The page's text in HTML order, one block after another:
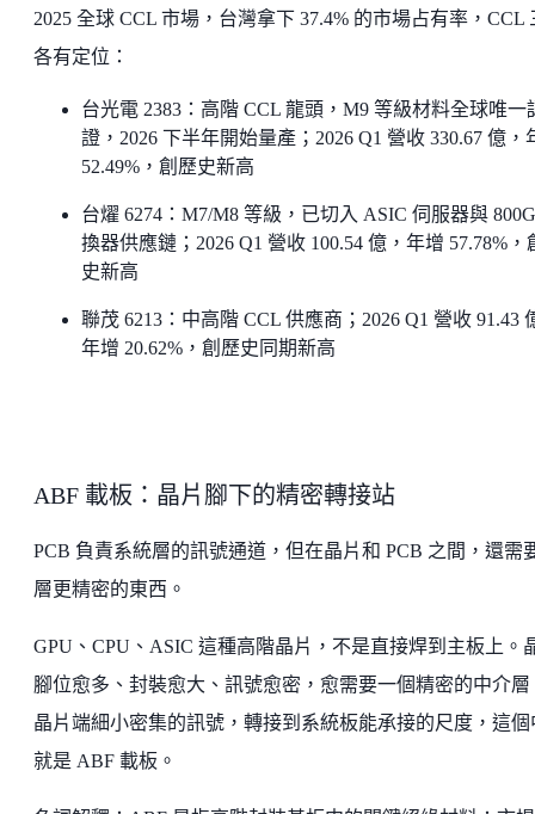
2025 全球 CCL 市場，台灣拿下 37.4% 的市場占有率，CCL
各有定位：
台光電 2383：高階 CCL 龍頭，M9 等級材料全球唯一
證，2026 下半年開始量產；2026 Q1 營收 330.67 億，
52.49%，創歷史新高
台燿 6274：M7/M8 等級，已切入 ASIC 伺服器與
換器供應鏈；2026 Q1 營收 100.54 億，年增 57.78%，
史新高
聯茂 6213：中高階 CCL 供應商；2026 Q1 營收 91.43
年增 20.62%，創歷史同期新高
ABF 載板：晶片腳下的精密轉接站
PCB 負責系統層的訊號通道，但在晶片和 PCB 之間，還需
層更精密的東西。
GPU、CPU、ASIC 這種高階晶片，不是直接焊到主板上。
腳位愈多、封裝愈大、訊號愈密，愈需要一個精密的中介層
晶片端細小密集的訊號，轉接到系統板能承接的尺度，這個
就是 ABF 載板。